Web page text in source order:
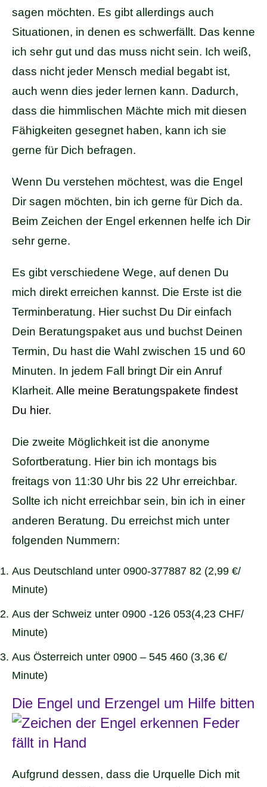
sagen möchten. Es gibt allerdings auch
Situationen, in denen es schwerfällt. Das kenne
ich sehr gut und das muss nicht sein. Ich weiß,
dass nicht jeder Mensch medial begabt ist,
auch wenn dies jeder lernen kann. Dadurch,
dass die himmlischen Mächte mich mit diesen
Fähigkeiten gesegnet haben, kann ich sie
gerne für Dich befragen.
Wenn Du verstehen möchtest, was die Engel
Dir sagen möchten, bin ich gerne für Dich da.
Beim Zeichen der Engel erkennen helfe ich Dir
sehr gerne.
Es gibt verschiedene Wege, auf denen Du
mich direkt erreichen kannst. Die Erste ist die
Terminberatung. Hier suchst Du Dir einfach
Dein Beratungspaket aus und buchst Deinen
Termin, Du hast die Wahl zwischen 15 und 60
Minuten. In jedem Fall bringt Dir ein Anruf
Klarheit. Alle meine Beratungspakete findest
Du hier.
Die zweite Möglichkeit ist die anonyme
Sofortberatung. Hier bin ich montags bis
freitags von 11:30 Uhr bis 22 Uhr erreichbar.
Sollte ich nicht erreichbar sein, bin ich in einer
anderen Beratung. Du erreichst mich unter
folgenden Nummern:
Aus Deutschland unter 0900-377887 82 (2,99 €/
Minute)
Aus der Schweiz unter 0900 -126 053(4,23 CHF/
Minute)
Aus Österreich unter 0900 – 545 460 (3,36 €/
Minute)
Die Engel und Erzengel um Hilfe bitten
Aufgrund dessen, dass die Urquelle Dich mit